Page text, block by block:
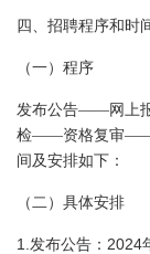
四、招聘程序和时
（一）程序
发布公告——网
检——资格复审——
间及安排如下：
（二）具体安排
1. 发布公告： 2024